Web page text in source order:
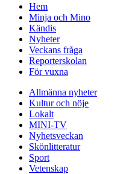
Hem
Minja och Mino
Kändis
Nyheter
Veckans fråga
Reporterskolan
För vuxna
Allmänna nyheter
Kultur och nöje
Lokalt
MINI-TV
Nyhetsveckan
Skönlitteratur
Sport
Vetenskap